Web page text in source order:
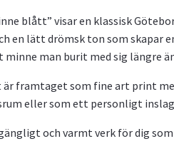
blått” visar en klassisk
en lätt drömsk ton som skapar
minne man burit med sig längre
är framtaget som fine art print
eller som ett personligt
och varmt verk för dig som